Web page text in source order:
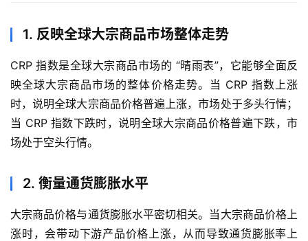
1. 反映全球大宗商品市场整体走势
CRP 指数是全球大宗商品市场的 “晴雨表”，它能够全面反
映全球大宗商品市场的整体价格走势。当 CRP 指数上涨
时，说明全球大宗商品价格普遍上涨，市场处于多头行情；
当 CRP 指数下跌时，说明全球大宗商品价格普遍下跌，市
场处于空头行情。
2. 衡量通货膨胀水平
大宗商品价格与通货膨胀水平密切相关。当大宗商品价格上
涨时，会带动下游产品价格上涨，从而导致通货膨胀率上